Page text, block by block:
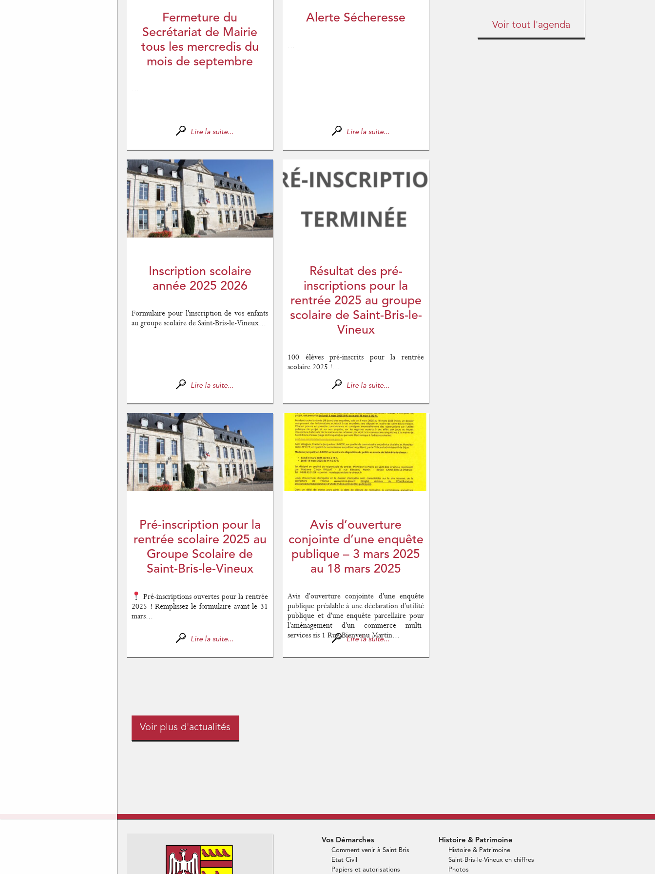
Fermeture du
Secrétariat de Mairie
tous les mercredis du
mois de septembre
...
Lire la suite...
Alerte Sécheresse
...
Lire la suite...
Inscription scolaire
année 2025 2026
Formulaire pour l'inscription de vos enfants
au groupe scolaire de Saint-Bris-le-Vineux...
Lire la suite...
Résultat des pré-
inscriptions pour la
rentrée 2025 au groupe
scolaire de Saint-Bris-le-
Vineux
100 élèves pré-inscrits pour la rentrée
scolaire 2025 !...
Lire la suite...
Pré-inscription pour la
rentrée scolaire 2025 au
Groupe Scolaire de
Saint-Bris-le-Vineux
Pré-inscriptions ouvertes pour la rentrée
2025 ! Remplissez le formulaire avant le 31
mars...
Lire la suite...
Avis d’ouverture
conjointe d’une enquête
publique – 3 mars 2025
au 18 mars 2025
Avis d'ouverture conjointe d'une enquête
publique préalable à une déclaration d'utilité
publique et d'une enquête parcellaire pour
l'aménagement d'un commerce multi-
services sis 1 Rue Bienvenu Martin...
Lire la suite...
Voir plus d'actualités
Voir tout l'agenda
Vos Démarches
Comment venir à Saint Bris
Etat Civil
Papiers et autorisations
Histoire & Patrimoine
Histoire & Patrimoine
Saint-Bris-le-Vineux en chiffres
Photos